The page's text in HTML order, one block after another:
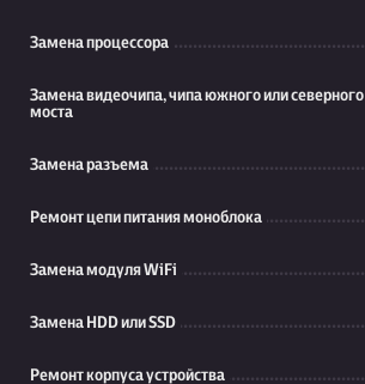
Замена процессора
Замена видеочипа, чипа южного или северного
моста
Замена разъема
Ремонт цепи питания моноблока
Замена модуля WiFi
Замена HDD или SSD
Ремонт корпуса устройства